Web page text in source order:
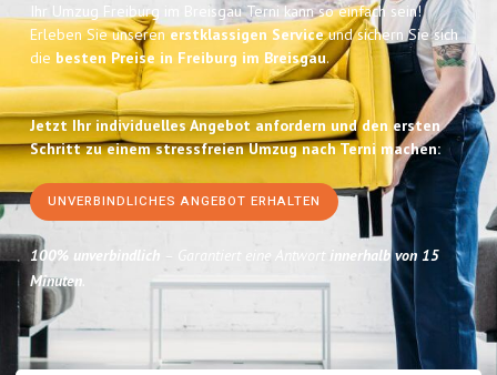
Ihr Umzug Freiburg im Breisgau Terni kann so einfach sein!
Erleben Sie unserenerstklassigen Serviceund sichern Sie sich
die besten Preise in Freiburg im Breisgau.
Jetzt Ihr individuelles Angebot anfordern und den ersten
Schritt zu einem stressfreien Umzug nach Terni machen:
UNVERBINDLICHES ANGEBOT ERHALTEN
100% unverbindlich – Garantiert eine Antwort innerhalb von 15
Minuten.